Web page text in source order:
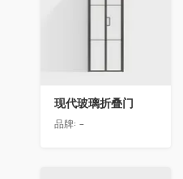
现代玻璃折叠门
品牌: -